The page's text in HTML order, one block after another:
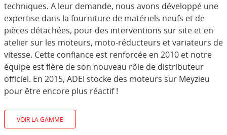
techniques. A leur demande, nous avons développé une
expertise dans la fourniture de matériels neufs et de
pièces détachées, pour des interventions sur site et en
atelier sur les moteurs, moto-réducteurs et variateurs de
vitesse. Cette confiance est renforcée en 2010 et notre
équipe est fière de son nouveau rôle de distributeur
officiel. En 2015, ADEI stocke des moteurs sur Meyzieu
pour être encore plus réactif !
VOIR LA GAMME